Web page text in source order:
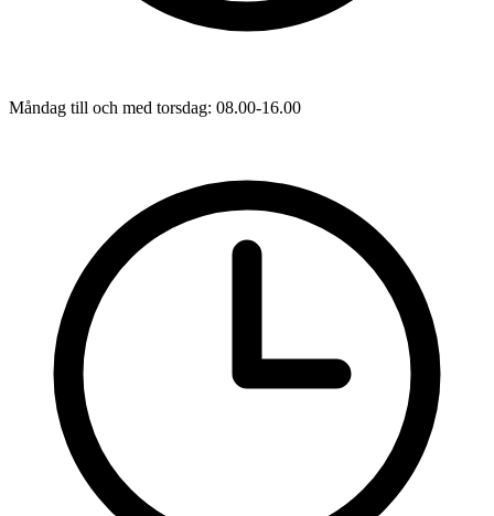
Måndag till och med torsdag: 08.00-16.00